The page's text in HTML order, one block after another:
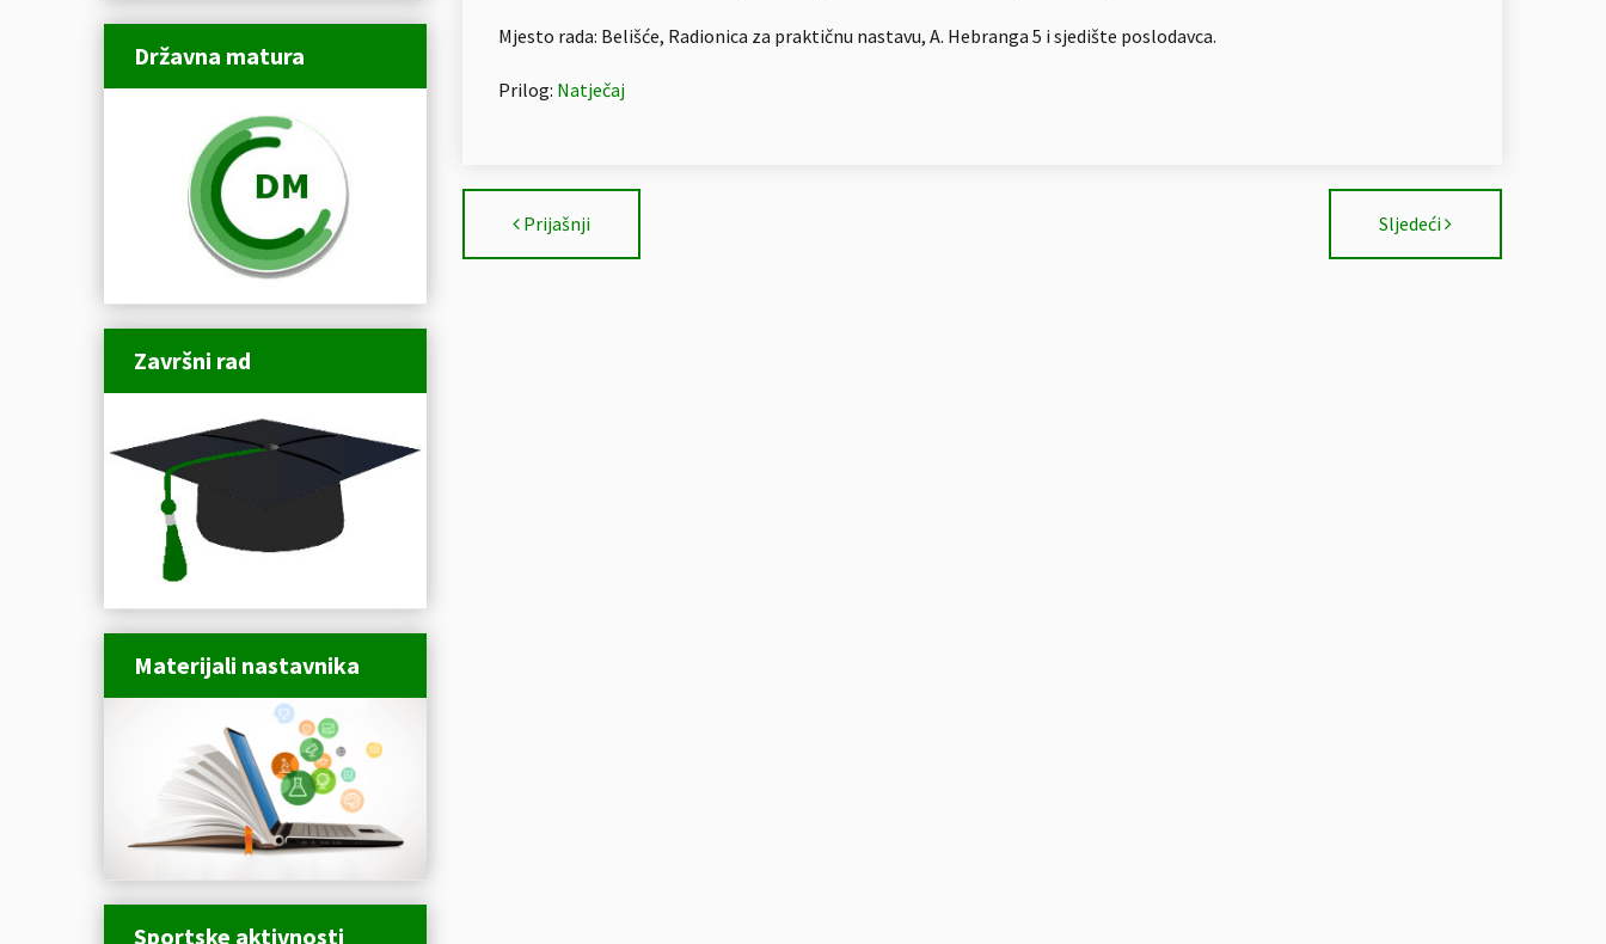
Državna matura
Završni rad
Materijali nastavnika
Sportske aktivnosti
Mjesto rada: Belišće, Radionica za praktičnu nastavu, A. Hebranga 5 i sjedište poslodavca.
Prilog: Natječaj
Prijašnji Sljedeći